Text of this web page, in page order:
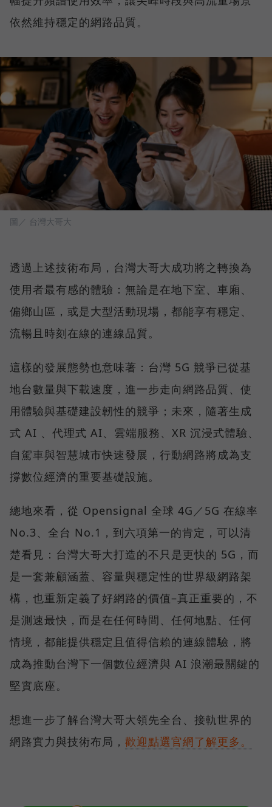
依然維持穩定的網路品質。
圖／ 台灣大哥大
透過上述技術布局，台灣大哥大成功將之轉換為
使用者最有感的體驗：無論是在地下室、車廂、
偏鄉山區，或是大型活動現場，都能享有穩定、
流暢且時刻在線的連線品質。
這樣的發展態勢也意味著：台灣 5G 競爭已從基
地台數量與下載速度，進一步走向網路品質、使
用體驗與基礎建設韌性的競爭；未來，隨著生成
式 AI 、代理式 AI、雲端服務、XR 沉浸式體驗、
自駕車與智慧城市快速發展，行動網路將成為支
撐數位經濟的重要基礎設施。
總地來看，從 Opensignal 全球 4G／5G 在線率
No.3、全台 No.1，到六項第一的肯定，可以清
楚看見：台灣大哥大打造的不只是更快的 5G，而
是一套兼顧涵蓋、容量與穩定性的世界級網路架
構，也重新定義了好網路的價值–真正重要的，不
是測速最快，而是在任何時間、任何地點、任何
情境，都能提供穩定且值得信賴的連線體驗，將
成為推動台灣下一個數位經濟與 AI 浪潮最關鍵的
堅實底座。
想進一步了解台灣大哥大領先全台、接軌世界的
網路實力與技術布局， 歡迎點選官網了解更多。